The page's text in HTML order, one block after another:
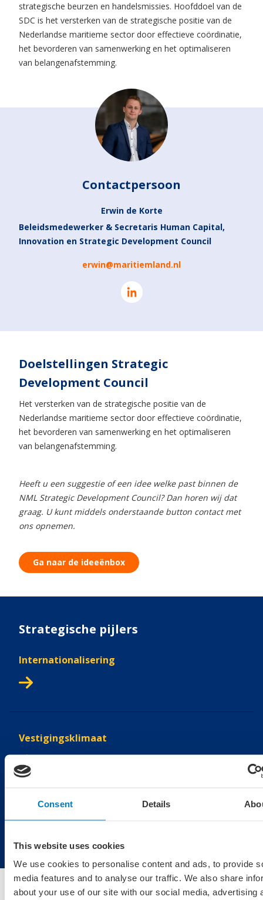
Consent Details
This website uses cookies
We use cookies to personalise content and ads, to provide
media features and to analyse our traffic. We also share
about your use of our site with our social media, advertising
strategische beurzen en handelsmissies. Hoofddoel van de
SDC is het versterken van de strategische positie van de
Nederlandse maritieme sector door effectieve coördinatie,
het bevorderen van samenwerking en het optimaliseren
van belangenafstemming.
Contactpersoon
Erwin de Korte
Beleidsmedewerker & Secretaris Human Capital,
Innovation en Strategic Development Council
erwin@maritiemland.nl
Doelstellingen Strategic
Development Council
Het versterken van de strategische positie van de
Nederlandse maritieme sector door effectieve coördinatie,
het bevorderen van samenwerking en het optimaliseren
van belangenafstemming.
Heeft u een suggestie of een idee welke past binnen de
NML Strategic Development Council? Dan horen wij dat
graag. U kunt middels onderstaande button contact met
ons opnemen.
Ga naar de ideeënbox
Strategische pijlers
Internationalisering
Vestigingsklimaat